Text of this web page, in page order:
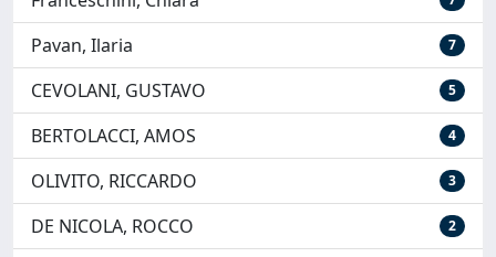
Pavan, Ilaria 7
CEVOLANI, GUSTAVO 5
BERTOLACCI, AMOS 4
OLIVITO, RICCARDO 3
DE NICOLA, ROCCO 2